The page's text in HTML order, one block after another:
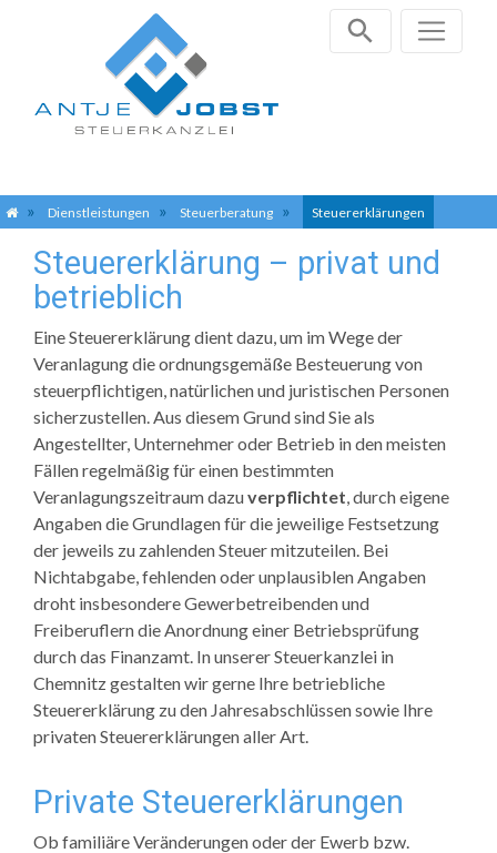
Zum
Inhalt
springen
Dienstleistungen Steuerberatung Steuererklärungen
Steuererklärung – privat und
betrieblich
Eine Steuererklärung dient dazu, um im Wege der
Veranlagung die ordnungsgemäße Besteuerung von
steuerpflichtigen, natürlichen und juristischen Personen
sicherzustellen. Aus diesem Grund sind Sie als
Angestellter, Unternehmer oder Betrieb in den meisten
Fällen regelmäßig für einen bestimmten
Veranlagungszeitraum dazuverpflichtet, durch eigene
Angaben die Grundlagen für die jeweilige Festsetzung
der jeweils zu zahlenden Steuer mitzuteilen. Bei
Nichtabgabe, fehlenden oder unplausiblen Angaben
droht insbesondere Gewerbetreibenden und
Freiberuflern die Anordnung einer Betriebsprüfung
durch das Finanzamt. In unserer Steuerkanzlei in
Chemnitz gestalten wir gerne Ihre betriebliche
Steuererklärung zu den Jahresabschlüssen sowie Ihre
privaten Steuererklärungen aller Art.
Private Steuererklärungen
Ob familiäre Veränderungen oder der Ewerb bzw.